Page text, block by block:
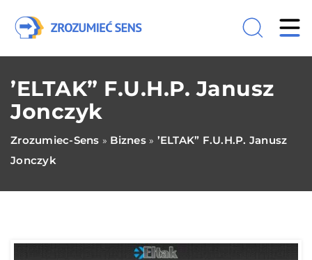
’ELTAK” F.U.H.P. Janusz
Jonczyk
Zrozumiec-Sens » Biznes» ’ELTAK” F.U.H.P. Janusz
Jonczyk